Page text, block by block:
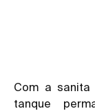
Com a
tanque